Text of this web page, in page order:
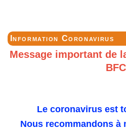
Information Coronavirus
Message important de
BFC
Le coronavirus est
Nous recommandons à